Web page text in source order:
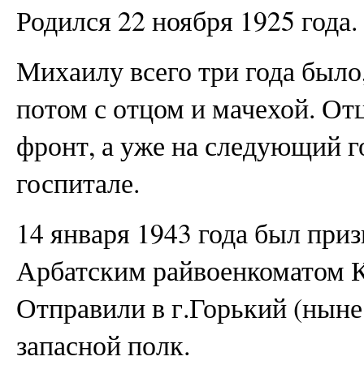
Родился 22 ноября 1925 года.
Михаилу всего три года
потом с отцом и мачехой.
фронт, а уже на следующий
госпитале.
14 января 1943 года был
Арбатским райвоенкоматом
Отправили в г.Горький
запасной полк.